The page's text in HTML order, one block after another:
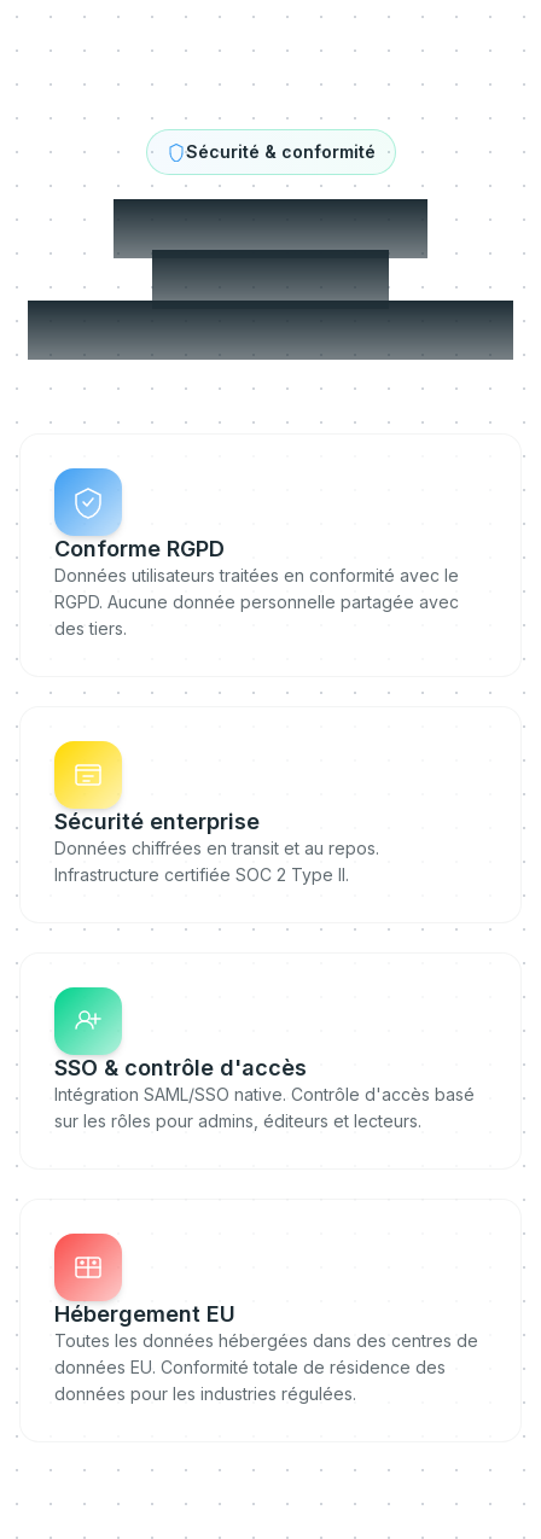
Sécurité & conformité
Conçu pour la
confiance.
Conforme par défaut.
Conforme RGPD
Données utilisateurs traitées en conformité avec le
RGPD. Aucune donnée personnelle partagée avec
des tiers.
Sécurité enterprise
Données chiffrées en transit et au repos.
Infrastructure certifiée SOC 2 Type II.
SSO & contrôle d'accès
Intégration SAML/SSO native. Contrôle d'accès basé
sur les rôles pour admins, éditeurs et lecteurs.
Hébergement EU
Toutes les données hébergées dans des centres de
données EU. Conformité totale de résidence des
données pour les industries régulées.